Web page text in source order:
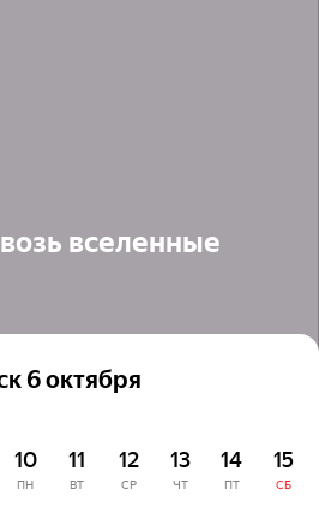
вселенные
6 октября
10
ПН
11
ВТ
12
СР
13
ЧТ
14
ПТ
15
СБ